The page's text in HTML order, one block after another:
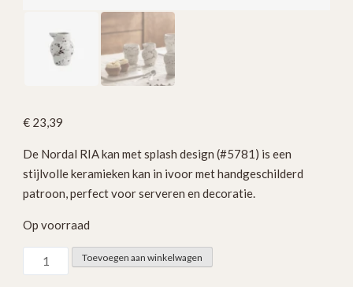
€ 23,39
De Nordal RIA kan met splash design (#5781) is een
stijlvolle keramieken kan in ivoor met handgeschilderd
patroon, perfect voor serveren en decoratie.
Op voorraad
Nordal
RIA
Toevoegen aan winkelwagen